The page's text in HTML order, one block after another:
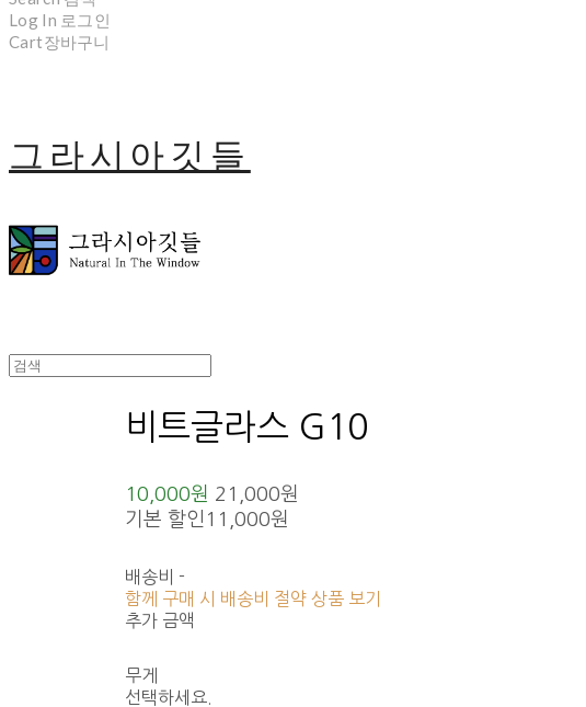
Log In 로그인
Cart장바구니
그라시아깃들
비트글라스 G10
10,000원 21,000원
기본 할인 11,000원
배송비 -
함께 구매 시 배송비 절약 상품 보기
추가 금액
무게
선택하세요.